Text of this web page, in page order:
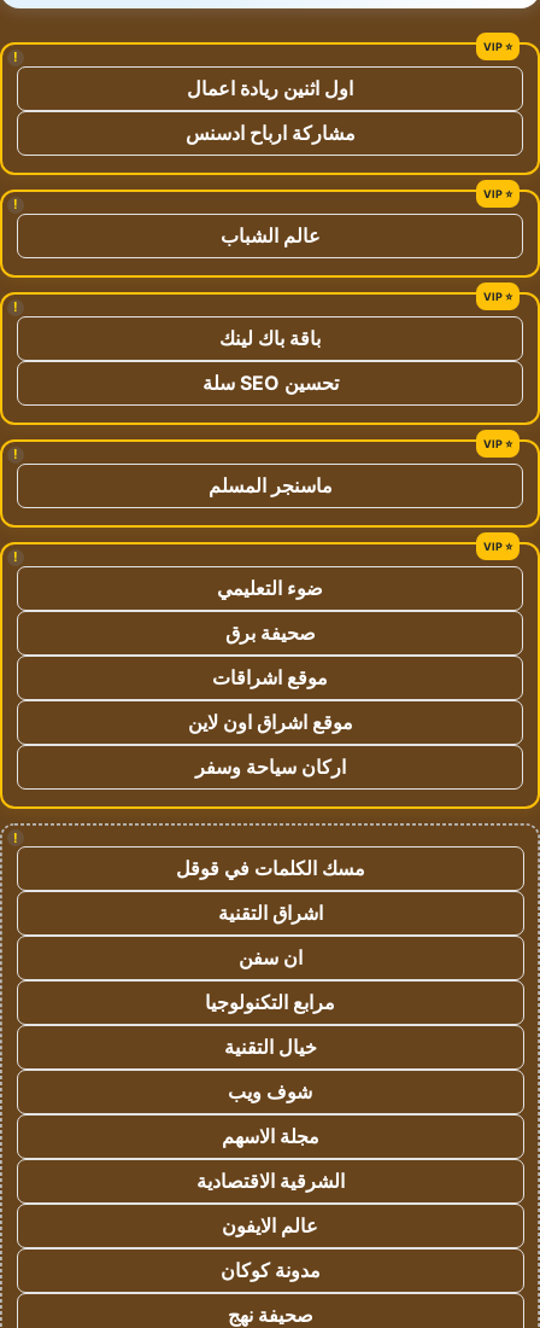
!
اول اثنين ريادة اعمال
مشاركة ارباح ادسنس
!
عالم الشباب
!
باقة باك لينك
تحسين SEO سلة
!
ماسنجر المسلم
!
ضوء التعليمي
صحيفة برق
موقع اشراقات
موقع اشراق اون لاين
اركان سياحة وسفر
!
مسك الكلمات في قوقل
اشراق التقنية
ان سفن
مرابع التكنولوجيا
خيال التقنية
شوف ويب
مجلة الاسهم
الشرقية الاقتصادية
عالم الايفون
مدونة كوكان
صحيفة نهج